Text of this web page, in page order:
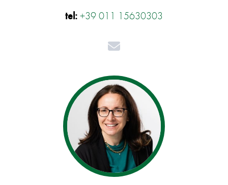
tel:+39 011 15630303
Mail